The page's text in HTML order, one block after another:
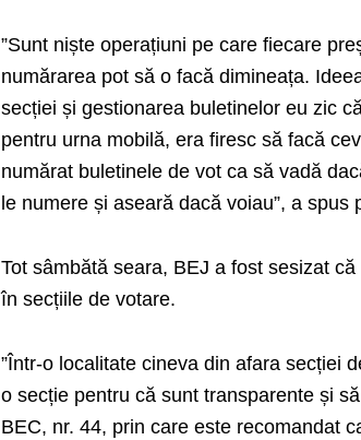
”Sunt niște operațiuni pe care fiecare
numărarea pot să o facă dimineața.
secției și gestionarea buletinelor eu zic
pentru urna mobilă, era firesc să facă
numărat buletinele de vot ca să vadă
le numere și aseară dacă voiau”, a spus
Tot sâmbătă seara, BEJ a fost sesizat
în secțiile de votare.
”Într-o localitate cineva din afara secției
o secție pentru că sunt transparente și
BEC, nr. 44, prin care este recomandat